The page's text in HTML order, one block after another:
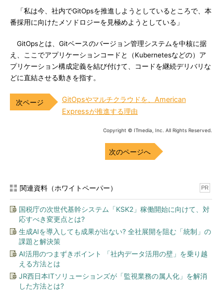
「私は今、社内でGitOpsを推進しようとしているところで、本
番採用に向けたメソドロジーを見極めようとしている」
GitOpsとは、Gitベースのバージョン管理システムを中核に据
え、ここでアプリケーションコードと（Kubernetesなどの）ア
プリケーション構成定義を結び付けて、コードを継続デリバリな
どに直結させる動きを指す。
GitOpsやマルチクラウドを、American
Expressが推進する理由
Copyright © ITmedia, Inc. All Rights Reserved.
次のページへ
関連資料（ホワイトペーパー） PR
国税庁の次世代基幹システム「KSK2」稼働開始に向けて、対
応すべき変更点とは?
生成AIを導入しても成果が出ない? 全社展開を阻む「統制」の
課題と解決策
AI活用のつまずきポイント 「社内データ活用の壁」を乗り越
える方法とは
JR西日本ITソリューションズが「監視業務の属人化」を解消
した方法とは?